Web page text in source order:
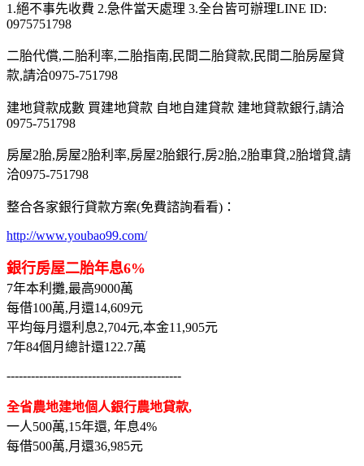
1.絕不事先收費 2.急件當天處理 3.全台皆可辦理LINE ID:
0975751798
二胎代償,二胎利率,二胎指南,民間二胎貸款,民間二胎房屋貸
款,請洽0975-751798
建地貸款成數 買建地貸款 自地自建貸款 建地貸款銀行,請洽
0975-751798
房屋2胎,房屋2胎利率,房屋2胎銀行,房2胎,2胎車貸,2胎增貸,請
洽0975-751798
整合各家銀行貸款方案(免費諮詢看看)：
http://www.youbao99.com/
銀行房屋二胎年息6%
7年本利攤,最高9000萬
每借100萬,月還14,609元
平均每月還利息2,704元,本金11,905元
7年84個月總計還122.7萬
-------------------------------------------
全省農地建地個人銀行農地貸款,
一人500萬,15年還, 年息4%
每借500萬,月還36,985元